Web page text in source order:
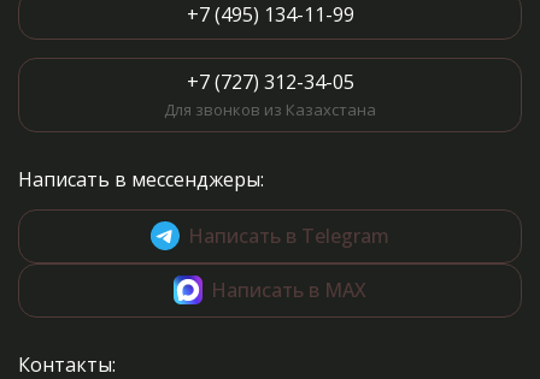
+7 (495) 134-11-99
+7 (727) 312-34-05
Для звонков из Казахстана
Написать в мессенджеры:
Написать в Telegram
Написать в MAX
Контакты: